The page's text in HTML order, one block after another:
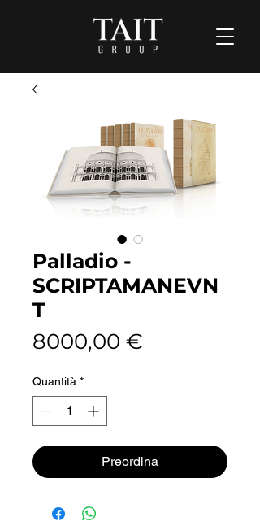
Palladio -
SCRIPTAMANEVN
T
8000,00 €
Quantità *
Preordina